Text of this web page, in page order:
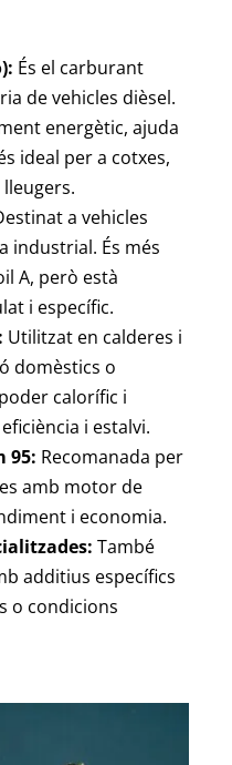
És el carburant
de vehicles dièsel.
energètic, ajuda
ideal per a cotxes,
a vehicles
industrial. És més
A, però està
i específic.
Utilitzat en calderes i
domèstics o
calorífic i
i estalvi.
95: Recomanada per
amb motor de
i economia.
També
additius específics
o condicions